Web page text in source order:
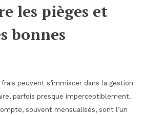
les pièges et
bonnes
peuvent s’immiscer dans la gestion
parfois presque imperceptiblement.
souvent mensualisés, sont l’un